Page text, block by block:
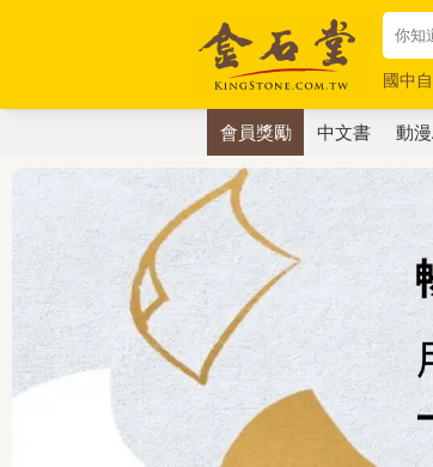
國中
唯紅
會員獎勵 中文書 動